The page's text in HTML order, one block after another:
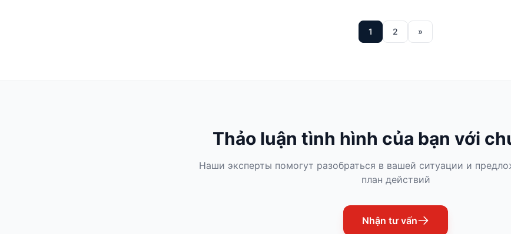
1 2 »
Thảo luận tình hình của bạn với
Наши эксперты помогут разобраться в вашей ситуации и
план действий
Nhận tư vấn